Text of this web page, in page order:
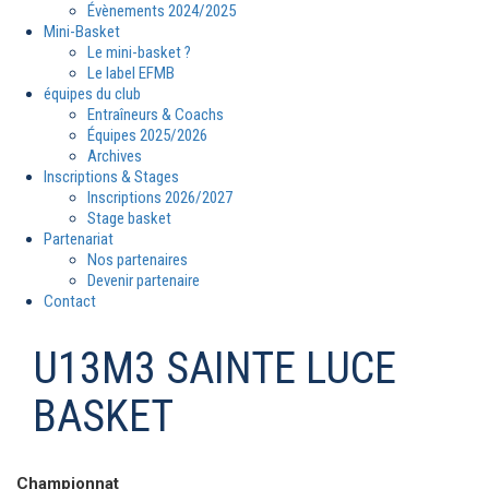
Évènements 2024/2025
Mini-Basket
Le mini-basket ?
Le label EFMB
équipes du club
Entraîneurs & Coachs
Équipes 2025/2026
Archives
Inscriptions & Stages
Inscriptions 2026/2027
Stage basket
Partenariat
Nos partenaires
Devenir partenaire
Contact
U13M3 SAINTE LUCE
BASKET
Championnat